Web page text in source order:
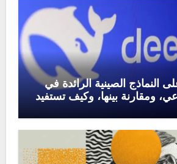
النماذج الصينية الرائدة في
ومقارنة بينها، وكيف تستفيد